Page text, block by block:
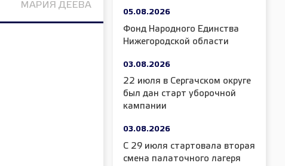
МАРИЯ ДЕЕВА
05.08.2026
Фонд Народного Единства
Нижегородской области
03.08.2026
22 июля в Сергачском округе
был дан старт уборочной
кампании
03.08.2026
С 29 июля стартовала вторая
смена палаточного лагеря